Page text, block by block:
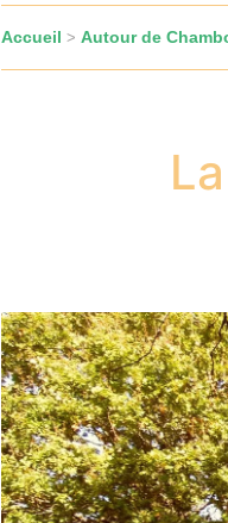
Accueil > Autour de